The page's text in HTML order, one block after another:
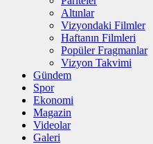
Altınlar
Vizyondaki Filmler
Haftanın Filmleri
Popüler Fragmanlar
Vizyon Takvimi
Gündem
Spor
Ekonomi
Magazin
Videolar
Galeri